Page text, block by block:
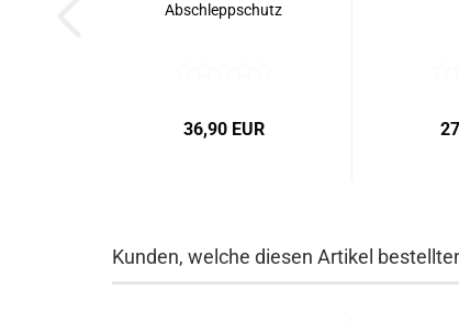
Abschleppschutz
36,90 EUR
Kunden, welche diesen Artikel